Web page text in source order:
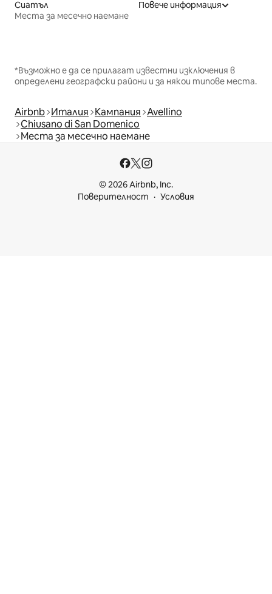
Сиатъл
Места за месечно наемане
Повече информация
*Възможно е да се прилагат известни изключения в
определени географски райони и за някои типове места.
Airbnb Италия Кампания Avellino
Chiusano di San Domenico
Места за месечно наемане
© 2026 Airbnb, Inc.
Поверителност
Условия